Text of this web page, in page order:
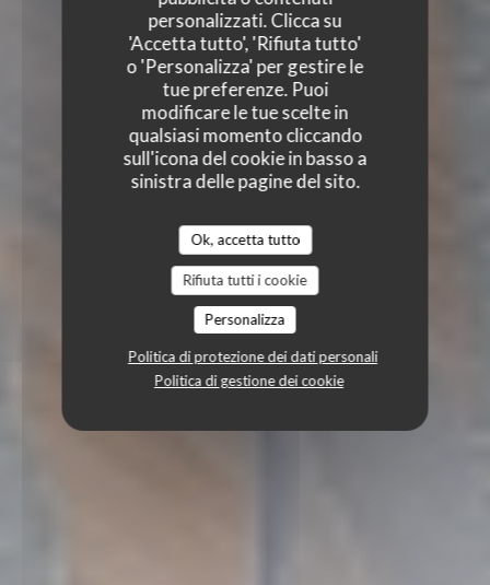
personalizzati. Clicca su
'Accetta tutto', 'Rifiuta tutto'
o 'Personalizza' per gestire le
tue preferenze. Puoi
modificare le tue scelte in
qualsiasi momento cliccando
sull'icona del cookie in basso a
sinistra delle pagine del sito.
Ok, accetta tutto
Rifiuta tutti i cookie
Personalizza
Politica di protezione dei dati personali
Politica di gestione dei cookie